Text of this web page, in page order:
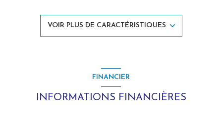
cuisine séparée (équipée)
VOIR PLUS DE CARACTÉRISTIQUES
FINANCIER
INFORMATIONS FINANCIÈRES